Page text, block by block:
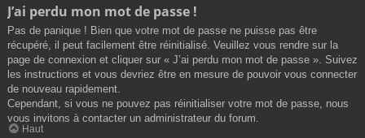
J’ai perdu mon mot de passe !
Pas de panique ! Bien que votre mot de passe ne puisse pas être
récupéré, il peut facilement être réinitialisé. Veuillez vous rendre sur la
page de connexion et cliquer sur « J’ai perdu mon mot de passe ». Suivez
les instructions et vous devriez être en mesure de pouvoir vous connecter
de nouveau rapidement.
Cependant, si vous ne pouvez pas réinitialiser votre mot de passe, nous
vous invitons à contacter un administrateur du forum.
Haut